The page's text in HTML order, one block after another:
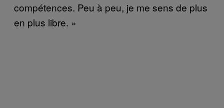
compétences. Peu à peu, je me sens de plus
en plus libre. »